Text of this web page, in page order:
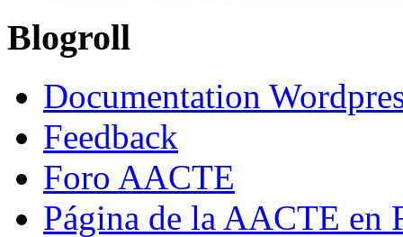
Blogroll
Documentation
Feedback
Foro AACTE
Página de la AACTE en